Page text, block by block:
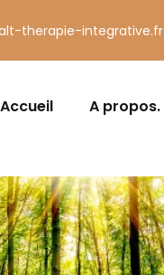
therapie-integrative.fr
Accueil A propos.